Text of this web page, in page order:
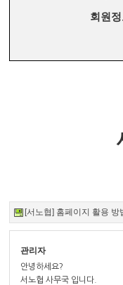
회원
[서노협] 홈페이지 활용
관리자
안녕하세요?
서노협 사무국 입니다.